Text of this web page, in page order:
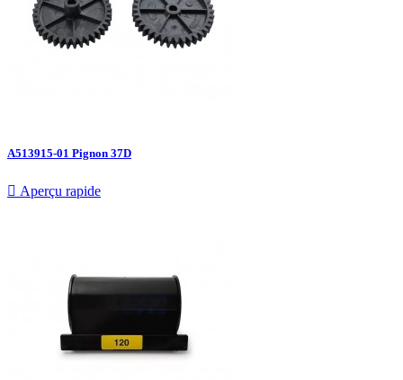
A513915-01 Pignon 37D
 Aperçu rapide